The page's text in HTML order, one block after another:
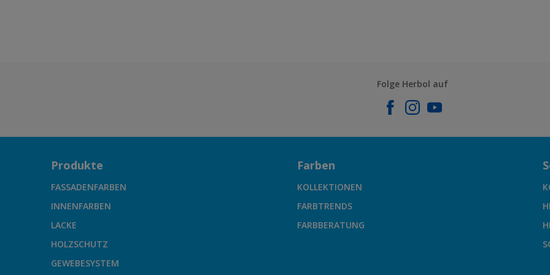
Folge Herbol auf
Produkte
FASSADENFARBEN
INNENFARBEN
LACKE
HOLZSCHUTZ
GEWEBESYSTEM
Farben
KOLLEKTIONEN
FARBTRENDS
FARBBERATUNG